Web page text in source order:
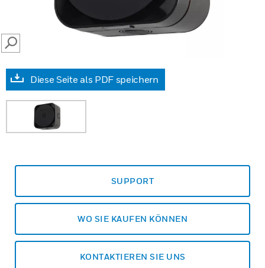
SEARCH
Diese Seite als PDF speichern
SUPPORT
WO SIE KAUFEN KÖNNEN
KONTAKTIEREN SIE UNS